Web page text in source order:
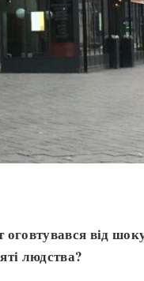
оговтувався від
людства?